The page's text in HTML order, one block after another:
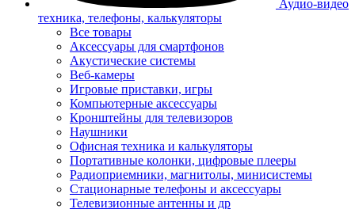
Аудио-видео
техника, телефоны, калькуляторы
Все товары
Аксессуары для смартфонов
Акустические системы
Веб-камеры
Игровые приставки, игры
Компьютерные аксессуары
Кронштейны для телевизоров
Наушники
Офисная техника и калькуляторы
Портативные колонки, цифровые плееры
Радиоприемники, магнитолы, минисистемы
Стационарные телефоны и аксессуары
Телевизионные антенны и др